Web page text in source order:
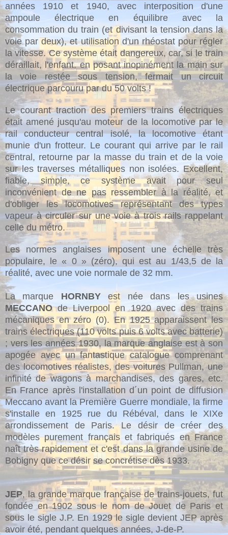
années 1910 et 1940, avec interposition d'une
ampoule électrique en équilibre avec la
consommation du train (et divisant la tension dans la
voie par deux), et utilisation d'un rhéostat pour régler
la vitesse. Ce système était dangereux, car, si le train
déraillait, l'enfant, en posant inopinément la main sur
la voie restée sous tension, fermait un circuit
électrique parcouru par du 50 volts !
Le courant traction des premiers trains électriques
était amené jusqu'au moteur de la locomotive par le
rail conducteur central isolé, la locomotive étant
munie d'un frotteur. Le courant qui arrive par le rail
central, retourne par la masse du train et de la voie
sur les traverses métalliques non isolées. Excellent,
fiable, simple, ce système avait pour seul
inconvénient de ne pas ressembler à la réalité, et
d'obliger les locomotives représentant des types
vapeur à circuler sur une voie à trois rails rappelant
celle du métro.
Les normes anglaises imposent une échelle très
populaire, le « 0 » (zéro), qui est au 1/43,5 de la
réalité, avec une voie normale de 32 mm.
La marque HORNBYest née dans les usines
MECCANOde Liverpool en 1920 avec des trains
mécaniques en zéro (0). En 1925 apparaissent les
trains électriques (110 volts puis 6 volts avec batterie)
; vers les années 1930, la marque anglaise est à son
apogée avec un fantastique catalogue comprenant
des locomotives réalistes, des voitures Pullman, une
infinité de wagons à marchandises, des gares, etc.
En France après l'installation d´un point de diffusion
Meccano avant la Première Guerre mondiale, la firme
s'installe en 1925 rue du Rébéval, dans le XIXe
arrondissement de Paris. Le désir de créer des
modèles purement français et fabriqués en France
naît très rapidement et c'est dans la grande usine de
Bobigny que ce désir se concrétise dès 1933.
JEP, la grande marque française de trains-jouets, fut
fondée en 1902 sous le nom de Jouet de Paris et
sous le sigle J.P. En 1929 le sigle devient JEP après
avoir été, pendant quelques années, J-de-P.